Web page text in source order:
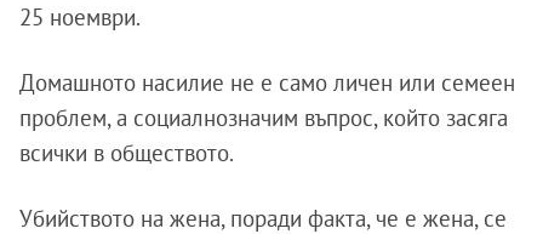
25 ноември.
Домашното насилие не е само личен или семеен
проблем, а социалнозначим въпрос, който засяга
всички в обществото.
Убийството на жена, поради факта, че е жена, се